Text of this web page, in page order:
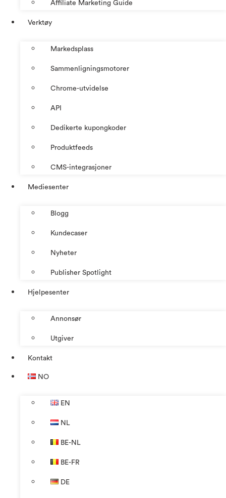
Affiliate Marketing Guide
Verktøy
Markedsplass
Sammenligningsmotorer
Chrome-utvidelse
API
Dedikerte kupongkoder
Produktfeeds
CMS-integrasjoner
Mediesenter
Blogg
Kundecaser
Nyheter
Publisher Spotlight
Hjelpesenter
Annonsør
Utgiver
Kontakt
NO
EN
NL
BE-NL
BE-FR
DE